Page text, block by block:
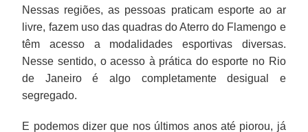
Nessas regiões, as pessoas praticam esporte ao ar
livre, fazem uso das quadras do Aterro do Flamengo e
têm acesso a modalidades esportivas diversas.
Nesse sentido, o acesso à prática do esporte no Rio
de Janeiro é algo completamente desigual e
segregado.
E podemos dizer que nos últimos anos até piorou, já